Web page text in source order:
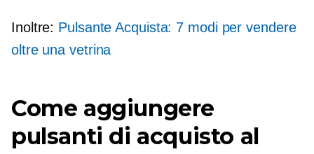
Inoltre: Pulsante Acquista: 7 modi per vendere
oltre una vetrina
Come aggiungere
pulsanti di acquisto al